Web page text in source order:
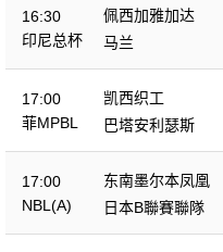
16:30
印尼总杯
佩西加雅加达
马兰
17:00
菲MPBL
凯西织工
巴塔安利瑟斯
17:00
NBL(A)
东南墨尔本凤凰
日本B聯賽聯隊